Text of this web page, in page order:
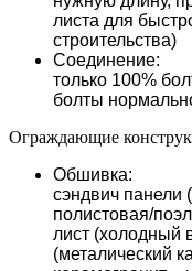
листа для
строительства)
Соединение:
только 100%
болты
Ограждающие
Обшивка:
сэндвич панели
полистовая/
лист (холодный
(металический